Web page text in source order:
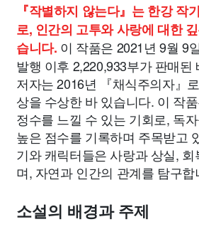
『작별하지 않는다』는 한강 작
로, 인간의 고투와 사랑에 대한
습니다. 이 작품은 2021년 9월 9
발행 이후 2,220,933부가 판매된
저자는 2016년 『채식주의자』
상을 수상한 바 있습니다. 이 작
정수를 느낄 수 있는 기회로, 독
높은 점수를 기록하며 주목받고
기와 캐릭터들은 사랑과 상실,
며, 자연과 인간의 관계를 탐구합
소설의 배경과 주제